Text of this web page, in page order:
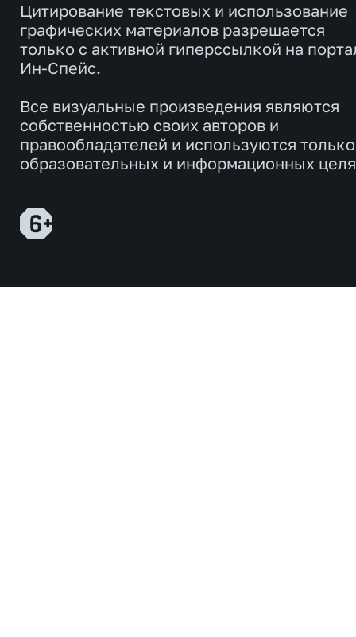
Цитирование текстовых и использование
графических материалов разрешается
только с активной гиперссылкой на
Ин-Спейс.
Все визуальные произведения являются
собственностью своих авторов и
правообладателей и используются
образовательных и информационных